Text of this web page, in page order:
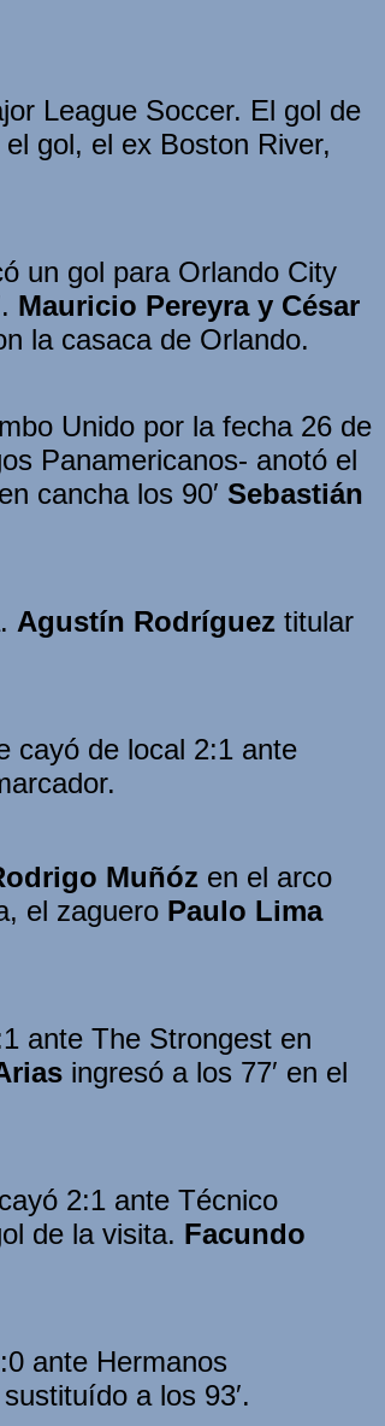
League Soccer. El gol de
gol, el ex Boston River,
un gol para Orlando City
Mauricio Pereyra y César
la casaca de Orlando.
Unido por la fecha 26 de
Panamericanos- anotó el
cancha los 90′ Sebastián
Agustín Rodríguez titular
cayó de local 2:1 ante
Muñóz en el arco
el zaguero Paulo Lima
ante The Strongest en
ingresó a los 77′ en el
2:1 ante Técnico
de la visita. Facundo
ante Hermanos
a los 93′.